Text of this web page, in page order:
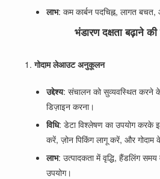
लाभ: कम कार्बन पदचिह्न, लागत बचत,
भंडारण दक्षता बढ़ाने की
गोदाम लेआउट अनुकूलन
उद्देश्य: संचालन को सुव्यवस्थित करने
डिज़ाइन करना।
विधि: डेटा विश्लेषण का उपयोग करके
करें, ज़ोन पिकिंग लागू करें, और
लाभ: उत्पादकता में वृद्धि, हैंडलिंग
उपयोग।